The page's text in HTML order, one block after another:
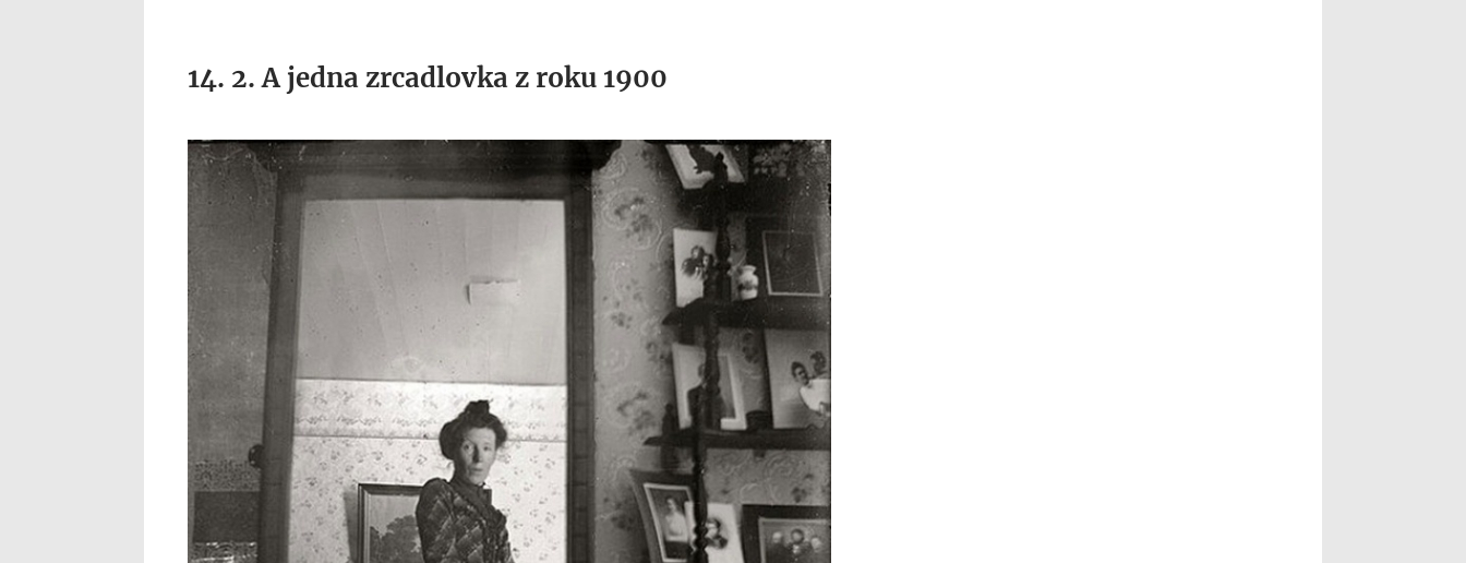
14. 2. A jedna zrcadlovka z roku 1900